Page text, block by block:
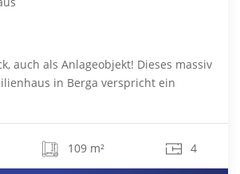
auch als Anlageobjekt! Dieses massiv
in Berga verspricht ein
109 m² 4